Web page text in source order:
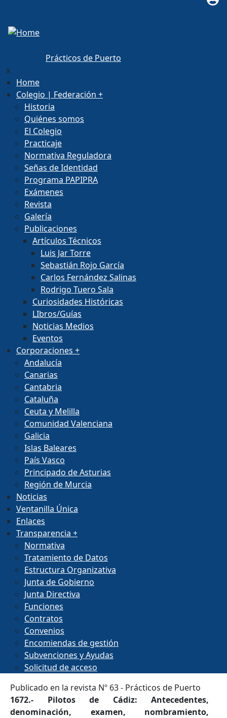
Prácticos de Puerto
x
Home
Colegio | Federación +
Historia
Quiénes somos
El Colegio
Practicaje
Normativa Reguladora
Señas de Identidad
Programa PAPIPRA
Exámenes
Revista
Galería
Publicaciones
Artículos Técnicos
Luis Jar Torre
Sebastián Rojo García
Carlos Fernández Salinas
Rodrigo Tuero Sala
Curiosidades Históricas
LIbros/Guías
Noticias Medios
Eventos
Corporaciones +
Andalucía
Canarias
Cantabria
Cataluña
Ceuta y Melilla
Comunidad Valenciana
Galicia
Islas Baleares
País Vasco
Principado de Asturias
Región de Murcia
Noticias
Ventanilla Única
Enlaces
Transparencia +
Normativa
Tratamiento de Datos
Estructura Organizativa
Junta de Gobierno
Junta Directiva
Funciones
Contratos
Convenios
Encomiendas de gestión
Subvenciones y Ayudas
Solicitud de acceso
Publicado en la revista Nº 63 - Prácticos de Puerto
1672.- Pilotos de Cádiz: Antecedentes,
denominación, examen, nombramiento,